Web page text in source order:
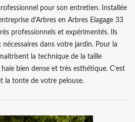
pour son entretien. Installée
d'Arbres en Arbres Elagage 33
professionnels et expérimentés. Ils
dans votre jardin. Pour la
la technique de la taille
bien dense et très esthétique. C’est
la tonte de votre pelouse.